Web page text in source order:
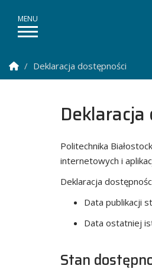
Strona Główna
Deklaracja dostępności
Politechnika
internetowych i
Deklaracja
Data publikacji
Data ostatniej
Stan